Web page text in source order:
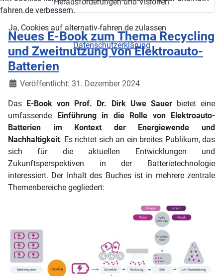
Neues E-Book zum Thema Recycling
und Zweitnutzung von Elektroauto-
Batterien
DetailsVeröffentlicht: 31. Dezember 2024
Das E-Book von Prof. Dr. Dirk Uwe Sauerbietet eine
umfassende
Einführung in die Rolle von Elektroauto-
Batterien im Kontext der Energiewende und
Nachhaltigkeit. Es richtet sich an ein breites Publikum, das
sich für die aktuellen Entwicklungen und
Zukunftsperspektiven in der Batterietechnologie
interessiert. Der Inhalt des Buches ist in mehrere zentrale
Themenbereiche gegliedert:
fahren.de verbessern.
Ja, Cookies auf alternativ-fahren.de zulassen
Datenschutzerklärung